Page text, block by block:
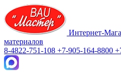
Интернет-
материалов
8-4822-751-108 +7-905-164-8800